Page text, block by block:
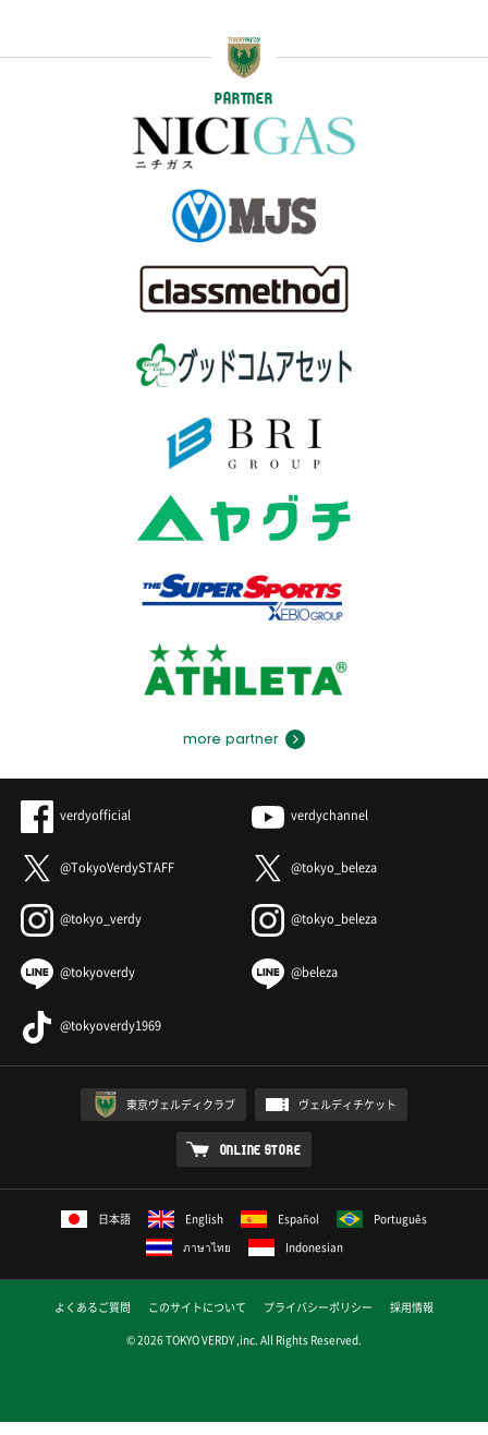
PARTNER
more partner
verdyofficial verdychannel
@TokyoVerdySTAFF @tokyo_beleza
@tokyo_verdy @tokyo_beleza
@tokyoverdy @beleza
@tokyoverdy1969
東京ヴェルディクラブ ヴェルディチケット
ONLINE STORE
日本語 English Español
Português
ภาษาไทย
Indonesian
よくあるご質問 このサイトについて プライバシーポリシー
採用情報
© 2026 TOKYO VERDY ,inc. All Rights Reserved.